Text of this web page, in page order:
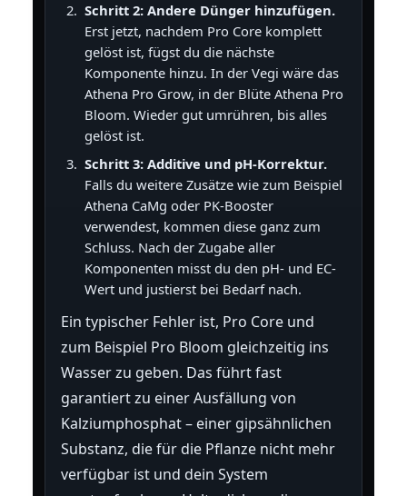
Schritt 2: Andere Dünger hinzufügen.
Erst jetzt, nachdem Pro Core komplett
gelöst ist, fügst du die nächste
Komponente hinzu. In der Vegi wäre das
Athena Pro Grow, in der Blüte Athena Pro
Bloom. Wieder gut umrühren, bis alles
gelöst ist.
Schritt 3: Additive und pH-Korrektur.
Falls du weitere Zusätze wie zum Beispiel
Athena CaMg oder PK-Booster
verwendest, kommen diese ganz zum
Schluss. Nach der Zugabe aller
Komponenten misst du den pH- und EC-
Wert und justierst bei Bedarf nach.
Ein typischer Fehler ist, Pro Core und
zum Beispiel Pro Bloom gleichzeitig ins
Wasser zu geben. Das führt fast
garantiert zu einer Ausfällung von
Kalziumphosphat – einer gipsähnlichen
Substanz, die für die Pflanze nicht mehr
verfügbar ist und dein System